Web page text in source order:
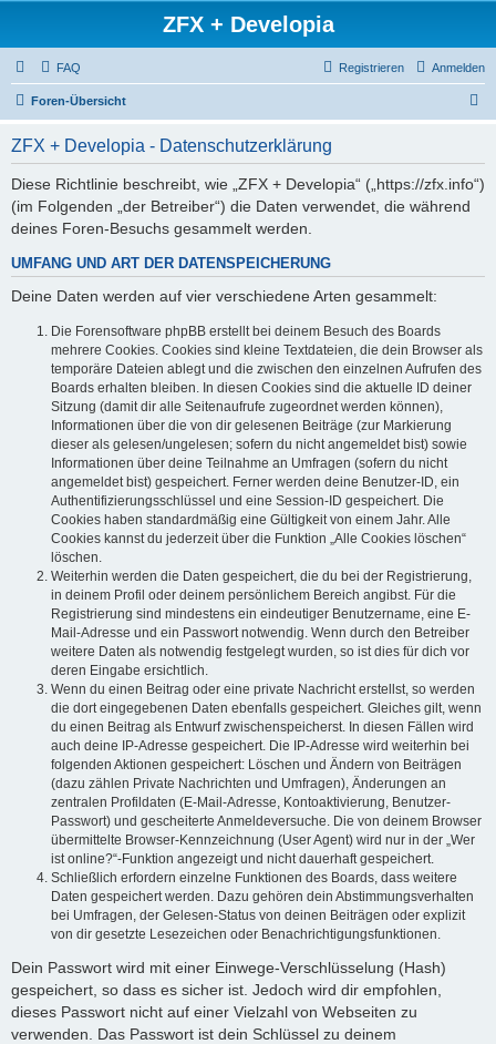
ZFX + Developia
FAQ Anmelden
Registrieren
Foren-Übersicht
ZFX + Developia - Datenschutzerklärung
Diese Richtlinie beschreibt, wie „ZFX + Developia“ („https://zfx.info“)
(im Folgenden „der Betreiber“) die Daten verwendet, die während
deines Foren-Besuchs gesammelt werden.
UMFANG UND ART DER DATENSPEICHERUNG
Deine Daten werden auf vier verschiedene Arten gesammelt:
Die Forensoftware phpBB erstellt bei deinem Besuch des Boards
mehrere Cookies. Cookies sind kleine Textdateien, die dein Browser als
temporäre Dateien ablegt und die zwischen den einzelnen Aufrufen des
Boards erhalten bleiben. In diesen Cookies sind die aktuelle ID deiner
Sitzung (damit dir alle Seitenaufrufe zugeordnet werden können),
Informationen über die von dir gelesenen Beiträge (zur Markierung
dieser als gelesen/ungelesen; sofern du nicht angemeldet bist) sowie
Informationen über deine Teilnahme an Umfragen (sofern du nicht
angemeldet bist) gespeichert. Ferner werden deine Benutzer-ID, ein
Authentifizierungsschlüssel und eine Session-ID gespeichert. Die
Cookies haben standardmäßig eine Gültigkeit von einem Jahr. Alle
Cookies kannst du jederzeit über die Funktion „Alle Cookies löschen“
löschen.
Weiterhin werden die Daten gespeichert, die du bei der Registrierung,
in deinem Profil oder deinem persönlichem Bereich angibst. Für die
Registrierung sind mindestens ein eindeutiger Benutzername, eine E-
Mail-Adresse und ein Passwort notwendig. Wenn durch den Betreiber
weitere Daten als notwendig festgelegt wurden, so ist dies für dich vor
deren Eingabe ersichtlich.
Wenn du einen Beitrag oder eine private Nachricht erstellst, so werden
die dort eingegebenen Daten ebenfalls gespeichert. Gleiches gilt, wenn
du einen Beitrag als Entwurf zwischenspeicherst. In diesen Fällen wird
auch deine IP-Adresse gespeichert. Die IP-Adresse wird weiterhin bei
folgenden Aktionen gespeichert: Löschen und Ändern von Beiträgen
(dazu zählen Private Nachrichten und Umfragen), Änderungen an
zentralen Profildaten (E-Mail-Adresse, Kontoaktivierung, Benutzer-
Passwort) und gescheiterte Anmeldeversuche. Die von deinem Browser
übermittelte Browser-Kennzeichnung (User Agent) wird nur in der „Wer
ist online?“-Funktion angezeigt und nicht dauerhaft gespeichert.
Schließlich erfordern einzelne Funktionen des Boards, dass weitere
Daten gespeichert werden. Dazu gehören dein Abstimmungsverhalten
bei Umfragen, der Gelesen-Status von deinen Beiträgen oder explizit
von dir gesetzte Lesezeichen oder Benachrichtigungsfunktionen.
Dein Passwort wird mit einer Einwege-Verschlüsselung (Hash)
gespeichert, so dass es sicher ist. Jedoch wird dir empfohlen,
dieses Passwort nicht auf einer Vielzahl von Webseiten zu
verwenden. Das Passwort ist dein Schlüssel zu deinem